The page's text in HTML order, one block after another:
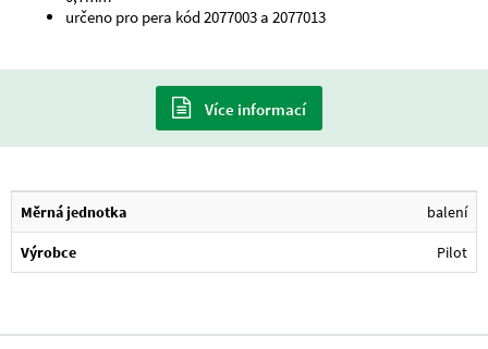
určeno pro pera kód 2077003 a 2077013
Více informací
Měrná jednotka balení
Výrobce Pilot